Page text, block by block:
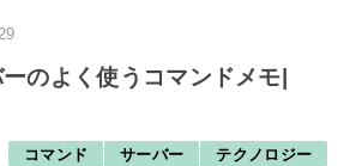
のよく使うコマンドメモ|
コマンド サーバー テクノロジー